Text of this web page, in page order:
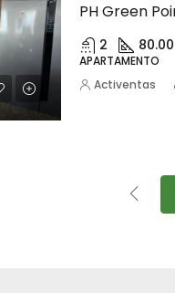
PH Green
2 80.00
APARTAMENTO
Activentas